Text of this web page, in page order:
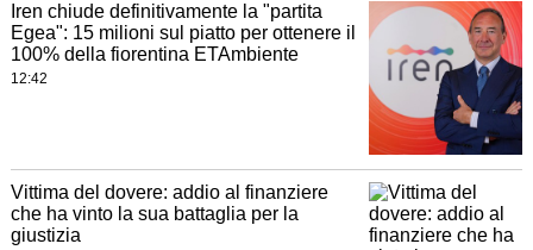
Iren chiude definitivamente la "partita
Egea": 15 milioni sul piatto per ottenere il
100% della fiorentina ETAmbiente
12:42
Vittima del dovere: addio al finanziere
che ha vinto la sua battaglia per la
giustizia